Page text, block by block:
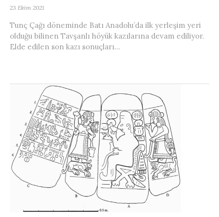
23 Ekim 2021
Tunç Çağı döneminde Batı Anadolu’da ilk yerleşim yeri
olduğu bilinen Tavşanlı höyük kazılarına devam ediliyor.
Elde edilen son kazı sonuçları...